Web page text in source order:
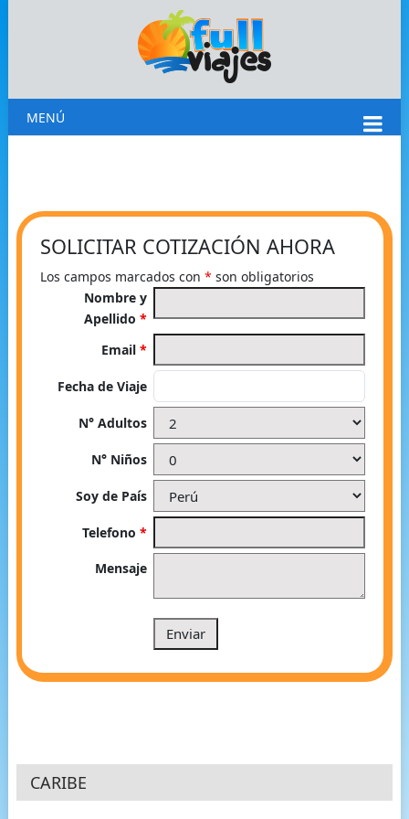
MENÚ
SOLICITAR COTIZACIÓN AHORA
Los campos marcados con * son obligatorios
Nombre y
Apellido*
Email*
Fecha de Viaje
N° Adultos
N° Niños
Soy de País
Telefono*
Mensaje
CARIBE